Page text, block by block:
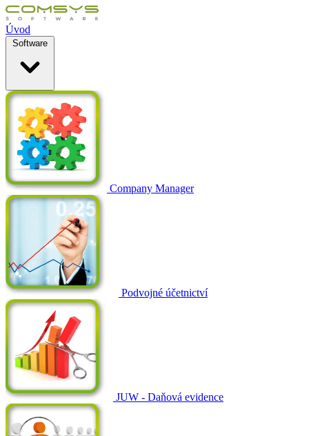
Úvod
Software
Company Manager
Podvojné účetnictví
JUW - Daňová evidence